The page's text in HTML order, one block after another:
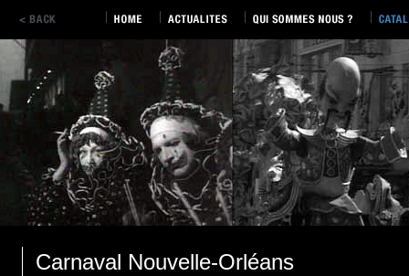
Carnaval Nouvelle-Orléans